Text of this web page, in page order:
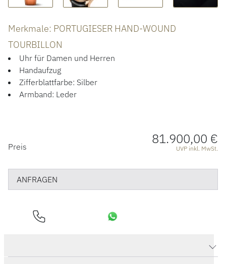
Merkmale: PORTUGIESER HAND-WOUND
TOURBILLON
Uhr für Damen und Herren
Handaufzug
Zifferblattfarbe: Silber
Armband: Leder
PREISINFORMATIONEN
Preis 81.900,00 €
UVP inkl. MwSt.
ANFRAGEN